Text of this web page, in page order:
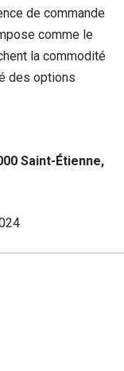
de commande
comme le
la commodité
des options
Saint-Étienne,